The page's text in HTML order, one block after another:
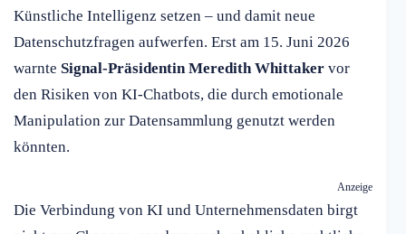
Künstliche Intelligenz setzen – und damit neue
Datenschutzfragen aufwerfen. Erst am 15. Juni 2026
warnte Signal-Präsidentin Meredith Whittaker vor
den Risiken von KI-Chatbots, die durch emotionale
Manipulation zur Datensammlung genutzt werden
könnten.
Anzeige
Die Verbindung von KI und Unternehmensdaten birgt